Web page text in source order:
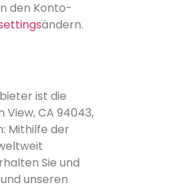
den Konto-
ändern.
ist die
View, CA 94043,
Mithilfe der
Sie und
unseren